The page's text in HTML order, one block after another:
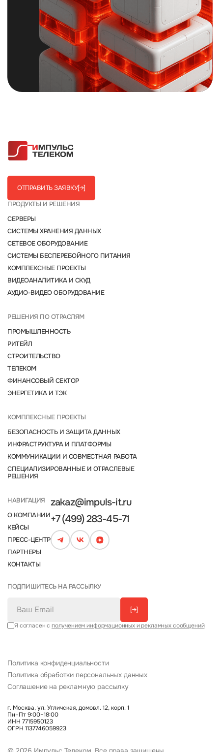
ОТПРАВИТЬ ЗАЯВКУ[→]
ПРОДУКТЫ И РЕШЕНИЯ
СЕРВЕРЫ
СИСТЕМЫ ХРАНЕНИЯ ДАННЫХ
СЕТЕВОЕ ОБОРУДОВАНИЕ
СИСТЕМЫ БЕСПЕРЕБОЙНОГО ПИТАНИЯ
КОМПЛЕКСНЫЕ ПРОЕКТЫ
ВИДЕОАНАЛИТИКА И СКУД
АУДИО-ВИДЕО ОБОРУДОВАНИЕ
РЕШЕНИЯ ПО ОТРАСЛЯМ
ПРОМЫШЛЕННОСТЬ
РИТЕЙЛ
СТРОИТЕЛЬСТВО
ТЕЛЕКОМ
ФИНАНСОВЫЙ СЕКТОР
ЭНЕРГЕТИКА И ТЭК
НАВИГАЦИЯ
О КОМПАНИИ
КЕЙСЫ
ПРЕСС-ЦЕНТР
ПАРТНЕРЫ
КОНТАКТЫ
zakaz@impuls-it.ru
+7 (499) 283-45-71
КОМПЛЕКСНЫЕ ПРОЕКТЫ
БЕЗОПАСНОСТЬ И ЗАЩИТА ДАННЫХ
ИНФРАСТРУКТУРА И ПЛАТФОРМЫ
КОММУНИКАЦИИ И СОВМЕСТНАЯ РАБОТА
СПЕЦИАЛИЗИРОВАННЫЕ И ОТРАСЛЕВЫЕ
РЕШЕНИЯ
ПОДПИШИТЕСЬ НА РАССЫЛКУ
[→]
Я согласен с получением информационных и рекламных сообщений
Политика конфиденциальности
Политика обработки персональных данных
Соглашение на рекламную рассылку
г. Москва, ул. Угличская, домовл. 12, корп. 1
Пн–Пт 9:00–18:00
ИНН 7715950123
ОГРН 1137746059923